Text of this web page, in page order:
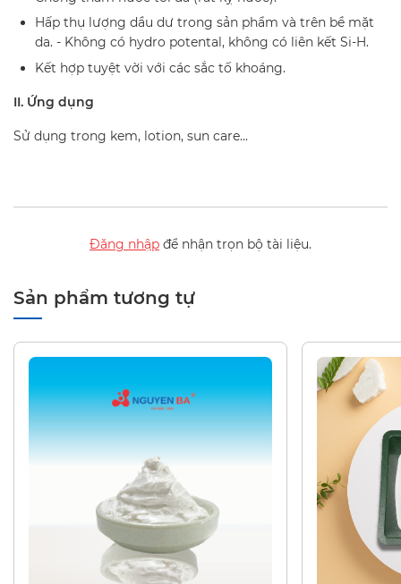
Hấp thụ lượng dầu dư trong sản phẩm và trên bề mặt
da. - Không có hydro potental, không có liên kết Si-H.
Kết hợp tuyệt vời với các sắc tố khoáng.
II. Ứng dụng
Sử dụng trong kem, lotion, sun care...
Đăng nhập để nhận trọn bộ tài liệu.
Sản phẩm tương tự